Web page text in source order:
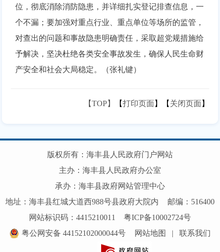
位，彻底消除消防隐患，并详细扎实登记排查信息，一
个不漏；要加强对重点行业、重点单位等场所的监管，
对查出的问题和事故隐患明确责任，采取超党规措施给
予解决，坚决杜绝各类安全事故发生，确保人民生命财
产安全和社会大局稳定。（张礼键）
【TOP】 【打印页面】【 关闭页面】
版权所有：海丰县人民政府门户网站
主办：海丰县人民政府办公室
承办：海丰县政府网站管理中心
地址：海丰县红城大道西988号县政府大院内
邮编：516400
网站标识码：4415210011
粤ICP备10002724号
粤公网安备 44152102000044号
网站地图 联系我们